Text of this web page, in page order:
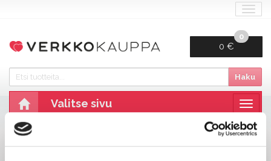
0 €
0
Haku
Valitse sivu
Etusivu